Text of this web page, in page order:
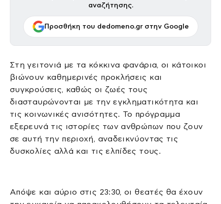
αναζήτησης.
Προσθήκη του dedomeno.gr στην Google
Στη γειτονιά με τα κόκκινα φανάρια, οι κάτοικοι
βιώνουν καθημερινές προκλήσεις και
συγκρούσεις, καθώς οι ζωές τους
διασταυρώνονται με την εγκληματικότητα και
τις κοινωνικές ανισότητες. Το πρόγραμμα
εξερευνά τις ιστορίες των ανθρώπων που ζουν
σε αυτή την περιοχή, αναδεικνύοντας τις
δυσκολίες αλλά και τις ελπίδες τους.
Απόψε και αύριο στις 23:30, οι θεατές θα έχουν